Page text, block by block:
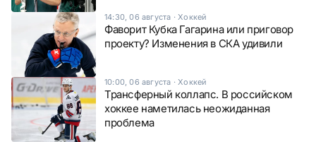
14:30, 06 августа ·Хоккей
Фаворит Кубка Гагарина или приговор
проекту? Изменения в СКА удивили
10:00, 06 августа ·Хоккей
Трансферный коллапс. В российском
хоккее наметилась неожиданная
проблема